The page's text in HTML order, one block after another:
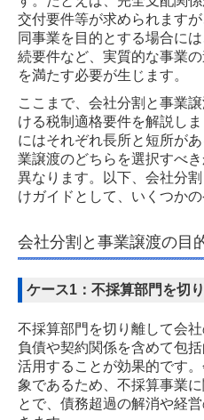
交付要件等が求められます
同事業を目的とする場合に
続要件など、実質的な事業
を満たす必要が生じます。
ここまで、会社分割と事業
ける税制適格要件を解説し
にはそれぞれ長所と短所が
業譲渡のどちらを選択すべ
異なります。以下、会社分
けガイドとして、いくつかの
会社分割と事業譲渡の目
ケース1：不採算部門を切
不採算部門を切り離して会
負債や契約関係を含めて包
活用することが効果的です
象であるため、不採算事業
とで、債務超過の解消や経